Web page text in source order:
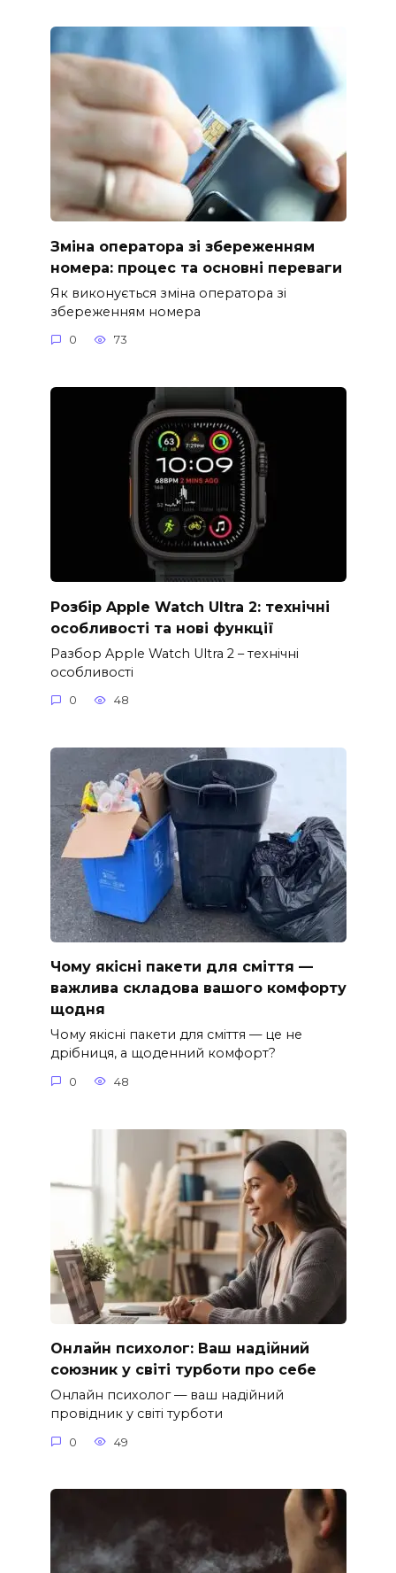
Зміна оператора зі збереженням
номера: процес та основні переваги
Як виконується зміна оператора зі
збереженням номера
0 73
Розбір Apple Watch Ultra 2: технічні
особливості та нові функції
Разбор Apple Watch Ultra 2 – технічні
особливості
0 48
Чому якісні пакети для сміття —
важлива складова вашого комфорту
щодня
Чому якісні пакети для сміття — це не
дрібниця, а щоденний комфорт?
0 48
Онлайн психолог: Ваш надійний
союзник у світі турботи про себе
Онлайн психолог — ваш надійний
провідник у світі турботи
0 49